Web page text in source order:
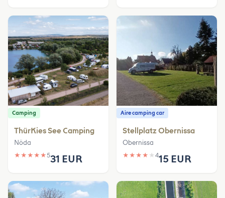
Camping
ThürKies See Camping
Nöda
★ ★ ★ ★ ★531 EUR
Aire camping car
Stellplatz Obernissa
Obernissa
★ ★ ★ ★ ★ 415 EUR